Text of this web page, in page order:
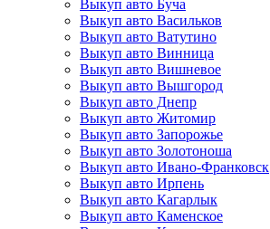
Выкуп авто Буча
Выкуп авто Васильков
Выкуп авто Ватутино
Выкуп авто Винница
Выкуп авто Вишневое
Выкуп авто Вышгород
Выкуп авто Днепр
Выкуп авто Житомир
Выкуп авто Запорожье
Выкуп авто Золотоноша
Выкуп авто Ивано-Франковск
Выкуп авто Ирпень
Выкуп авто Кагарлык
Выкуп авто Каменское